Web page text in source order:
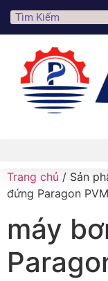
Trang chủ / Sản
đứng Paragon
máy